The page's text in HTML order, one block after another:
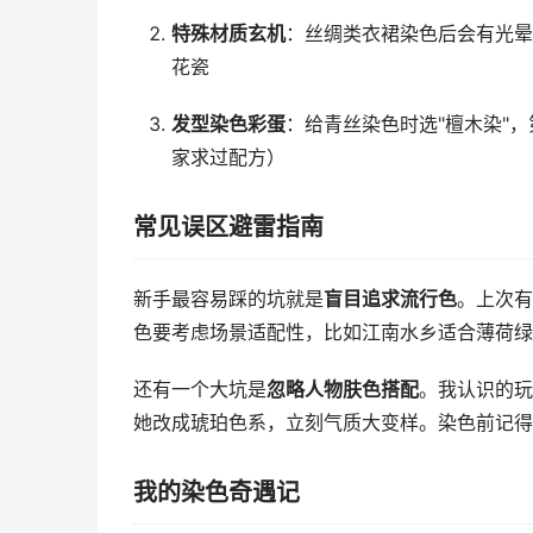
特殊材质玄机：丝绸类衣裙染色后会有光
花瓷
发型染色彩蛋：给青丝染色时选"檀木染"
家求过配方）
常见误区避雷指南
新手最容易踩的坑就是盲目追求流行色。上次
色要考虑场景适配性，比如江南水乡适合薄荷
还有一个大坑是忽略人物肤色搭配。我认识的
她改成琥珀色系，立刻气质大变样。染色前记
我的染色奇遇记